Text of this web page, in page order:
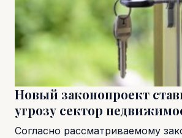
Новый законопроект
угрозу сектор
Согласно рассматриваемому